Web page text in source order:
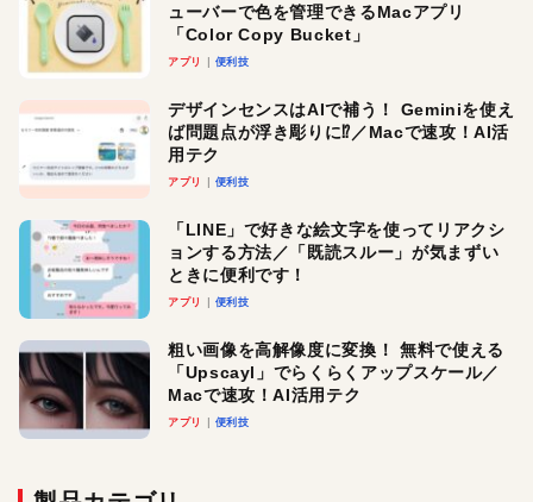
ューバーで色を管理できるMacアプリ
「Color Copy Bucket」
アプリ 便利技
デザインセンスはAIで補う！ Geminiを使え
ば問題点が浮き彫りに⁉︎／Macで速攻！AI活
用テク
アプリ 便利技
「LINE」で好きな絵文字を使ってリアクシ
ョンする方法／「既読スルー」が気まずい
ときに便利です！
アプリ 便利技
粗い画像を高解像度に変換！ 無料で使える
「Upscayl」でらくらくアップスケール／
Macで速攻！AI活用テク
アプリ 便利技